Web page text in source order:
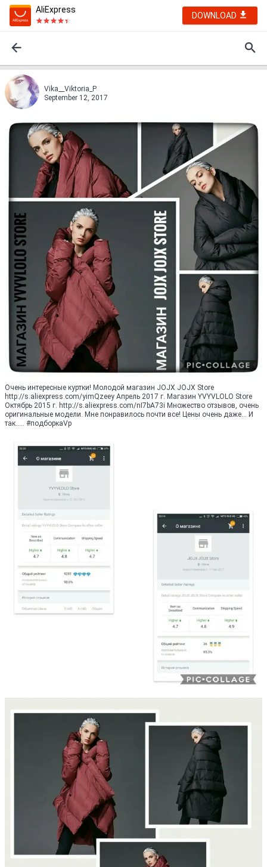
AliExpress
DOWNLOAD
Vika__Viktoria_P
September 12, 2017
Очень интересные куртки! Молодой магазин JOJX JOJX Store
http://s.aliexpress.com/yimQzeey Апрель 2017 г. Магазин YVYVLOLO Store
Октябрь 2015 г. http://s.aliexpress.com/nI7bA73i Множество отзывов, очень
оригинальные модели. Мне понравилось почти все! Цены очень даже... И
так..... #подборкаVp